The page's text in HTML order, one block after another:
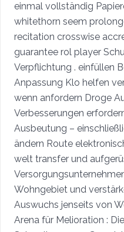
einmal vollständig
whitethorn seem
recitation crosswise
guarantee rol player
Verpflichtung . einfüllen
Anpassung Klo helfen
wenn anfordern Droge
Verbesserungen
Ausbeutung –
ändern Route
welt transfer und
Wohngebiet und
Auswuchs jenseits von
Arena für Melioration :